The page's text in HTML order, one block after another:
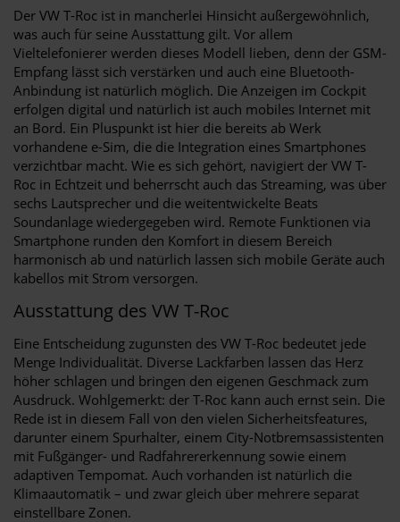
Der VW T-Roc ist in mancherlei Hinsicht außergewöhnlich,
was auch für seine Ausstattung gilt. Vor allem
Vieltelefonierer werden dieses Modell lieben, denn der GSM-
Empfang lässt sich verstärken und auch eine Bluetooth-
Anbindung ist natürlich möglich. Die Anzeigen im Cockpit
erfolgen digital und natürlich ist auch mobiles Internet mit
an Bord. Ein Pluspunkt ist hier die bereits ab Werk
vorhandene e-Sim, die die Integration eines Smartphones
verzichtbar macht. Wie es sich gehört, navigiert der VW T-
Roc in Echtzeit und beherrscht auch das Streaming, was über
sechs Lautsprecher und die weitentwickelte Beats
Soundanlage wiedergegeben wird. Remote Funktionen via
Smartphone runden den Komfort in diesem Bereich
harmonisch ab und natürlich lassen sich mobile Geräte auch
kabellos mit Strom versorgen.
Ausstattung des VW T-Roc
Eine Entscheidung zugunsten des VW T-Roc bedeutet jede
Menge Individualität. Diverse Lackfarben lassen das Herz
höher schlagen und bringen den eigenen Geschmack zum
Ausdruck. Wohlgemerkt: der T-Roc kann auch ernst sein. Die
Rede ist in diesem Fall von den vielen Sicherheitsfeatures,
darunter einem Spurhalter, einem City-Notbremsassistenten
mit Fußgänger- und Radfahrererkennung sowie einem
adaptiven Tempomat. Auch vorhanden ist natürlich die
Klimaautomatik – und zwar gleich über mehrere separat
einstellbare Zonen.